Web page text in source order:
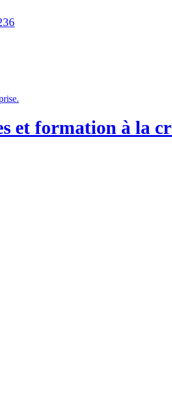
et formation à la